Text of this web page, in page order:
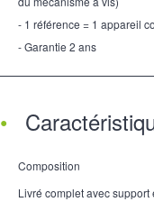
- 1 référence = 1 appareil
- Garantie 2 ans
Composition
Livré complet avec